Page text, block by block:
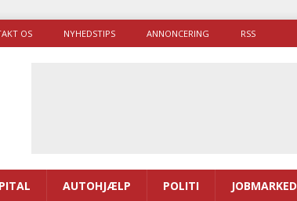
OS NYHEDSTIPS ANNONCERING RSS
AUTOHJÆLP POLITI JOBMARKED